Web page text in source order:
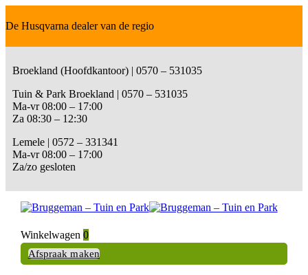
De Husqvarna dealer van de regio
Broekland (Hoofdkantoor) | 0570 – 531035
Tuin & Park Broekland | 0570 – 531035
Ma-vr 08:00 – 17:00
Za 08:30 – 12:30
Lemele | 0572 – 331341
Ma-vr 08:00 – 17:00
Za/zo gesloten
Winkelwagen 0
Afspraak maken